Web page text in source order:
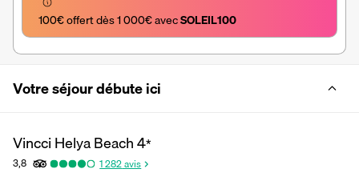
100€ offert dès 1 000€ avec SOLEIL100
Votre séjour débute ici
Vincci Helya Beach4*
3,8 1 282avis